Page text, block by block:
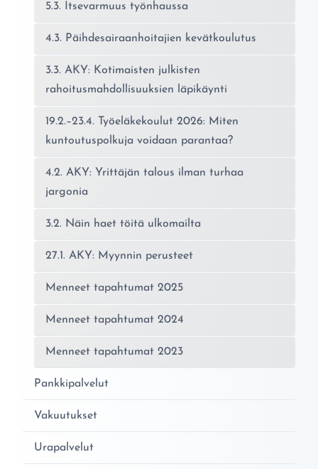
5.3. Itsevarmuus työnhaussa
4.3. Päihdesairaanhoitajien kevätkoulutus
3.3. AKY: Kotimaisten julkisten
rahoitusmahdollisuuksien läpikäynti
19.2.–23.4. Työeläkekoulut 2026: Miten
kuntoutuspolkuja voidaan parantaa?
4.2. AKY: Yrittäjän talous ilman turhaa
jargonia
3.2. Näin haet töitä ulkomailta
27.1. AKY: Myynnin perusteet
Menneet tapahtumat 2025
Menneet tapahtumat 2024
Menneet tapahtumat 2023
Pankkipalvelut
Vakuutukset
Urapalvelut